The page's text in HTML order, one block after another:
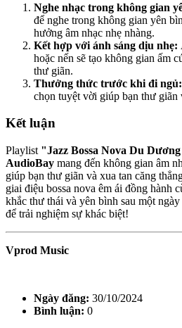
Nghe nhạc trong không gian
để nghe trong không gian yên
hưởng âm nhạc nhẹ nhàng.
Kết hợp với ánh sáng dịu nhẹ:
hoặc nến sẽ tạo không gian ấm
thư giãn.
Thưởng thức trước khi đi ngủ:
chọn tuyệt vời giúp bạn thư giãn
Kết luận
Playlist "Jazz Bossa Nova Du
AudioBay mang đến không gian âm
giúp bạn thư giãn và xua tan căng
giai điệu bossa nova êm ái đồng hành
khắc thư thái và yên bình sau một
để trải nghiệm sự khác biệt!
Vprod Music
Ngày đăng: 30/10/2024
Bình luận: 0